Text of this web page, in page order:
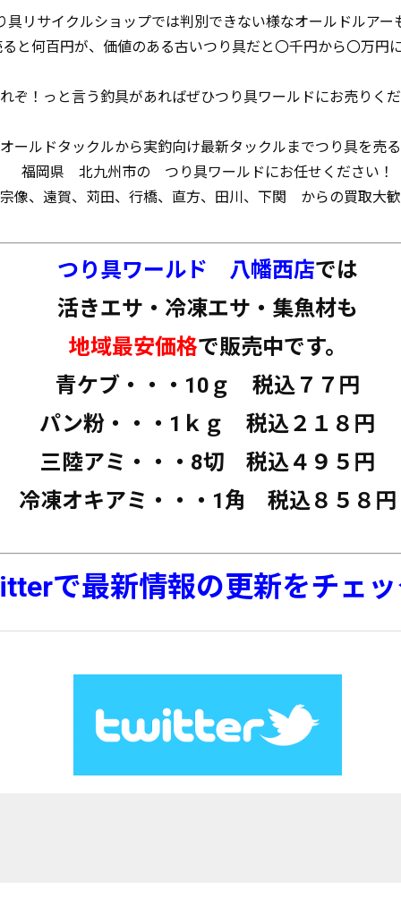
リサイクルショップでは判別できない様なオールドルアー
と何百円が、価値のある古いつり具だと〇千円から〇万円
！っと言う釣具があればぜひつり具ワールドにお売りく
ルドタックルから実釣向け最新タックルまでつり具を売
福岡県 北九州市の つり具ワールドにお任せください！
像、遠賀、苅田、行橋、直方、田川、下関 からの買取大
つり具ワールド 八幡西店では
活きエサ・冷凍エサ・集魚材も
地域最安価格で販売中です。
青ケブ・・・10ｇ 税込７７円
パン粉・・・1ｋｇ 税込２１８円
三陸アミ・・・8切 税込４９５円
冷凍オキアミ・・・1角 税込８５８円
で最新情報の更新をチェ